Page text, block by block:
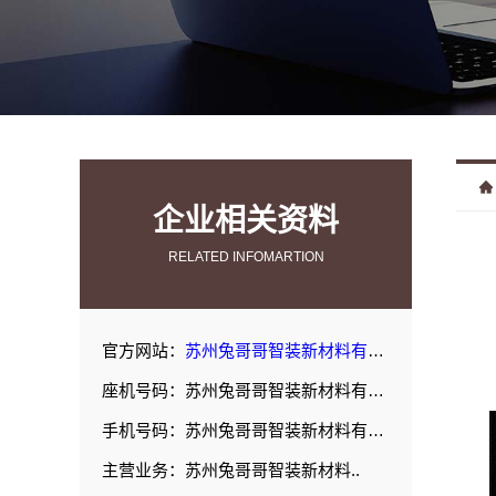
企业相关资料
RELATED INFOMARTION
官方网站： 苏州兔哥哥智装新材料有限公司
座机号码：苏州兔哥哥智装新材料有限公司
手机号码：苏州兔哥哥智装新材料有限公司
主营业务：苏州兔哥哥智装新材料..